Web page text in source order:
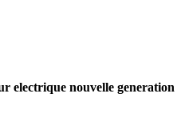
electrique nouvelle generation